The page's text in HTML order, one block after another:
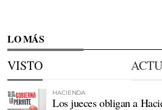
LO MÁS
VISTO
HACIENDA
Los jueces obligan a